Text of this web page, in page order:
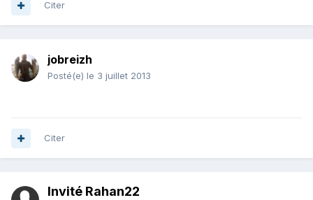
Citer
jobreizh
Posté(e) le 3 juillet 2013
Citer
Invité Rahan22